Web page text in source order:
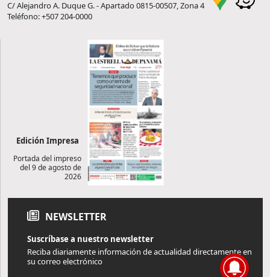
C/ Alejandro A. Duque G. - Apartado 0815-00507, Zona 4
Teléfono: +507 204-0000
Edición Impresa
Portada del impreso
del 9 de agosto de
2026
NEWSLETTER
Suscríbase a nuestro newsletter
Reciba diariamente información de actualidad directamente en
su correo electrónico